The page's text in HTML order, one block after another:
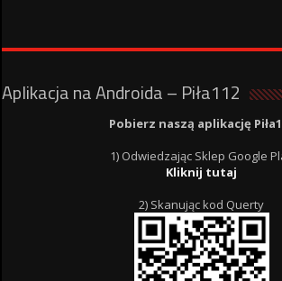
Aplikacja na Androida – Piła112
Pobierz naszą aplikację
1) Odwiedzając Sklep Google
Kliknij tutaj
2) Skanując kod Querty